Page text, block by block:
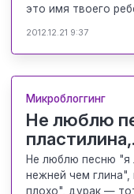
это имя твоего
2012.12.21 9:37
Микроблоггинг
Не люблю
Не люблю песню "я
нежней чем
плохо", дурак —